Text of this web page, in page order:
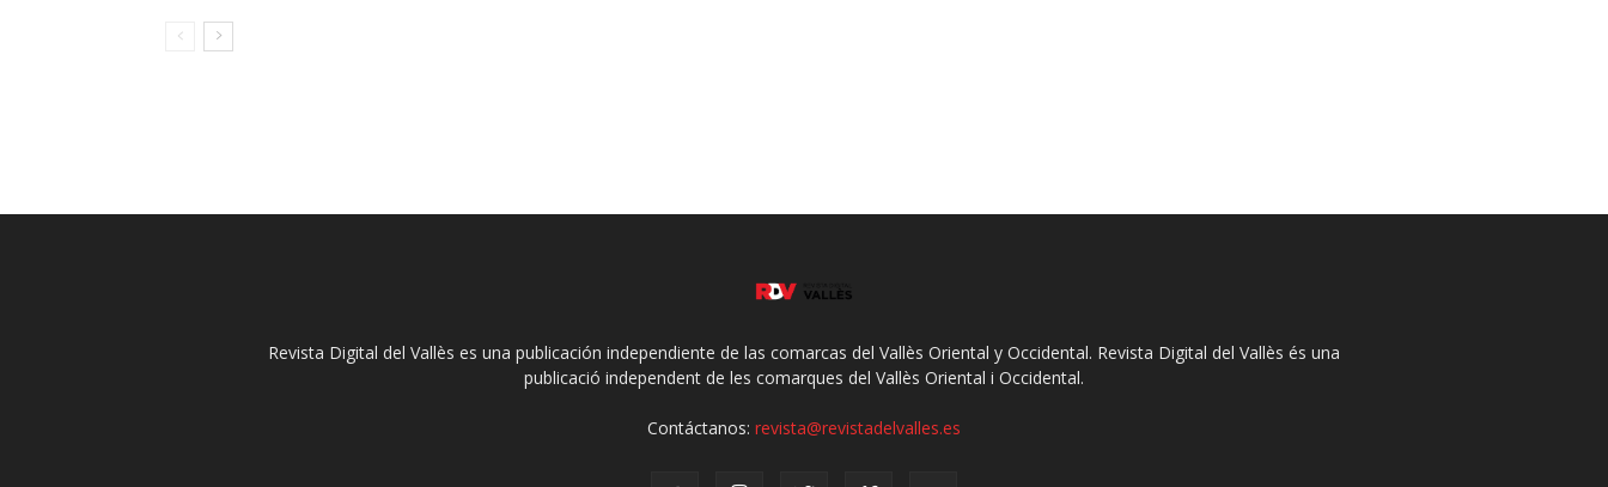
Revista Digital del Vallès es una publicación independiente de las comarcas del Vallès Oriental y Occidental. Revista Digital del Vallès és una
publicació independent de les comarques del Vallès Oriental i Occidental.
Contáctanos: revista@revistadelvalles.es